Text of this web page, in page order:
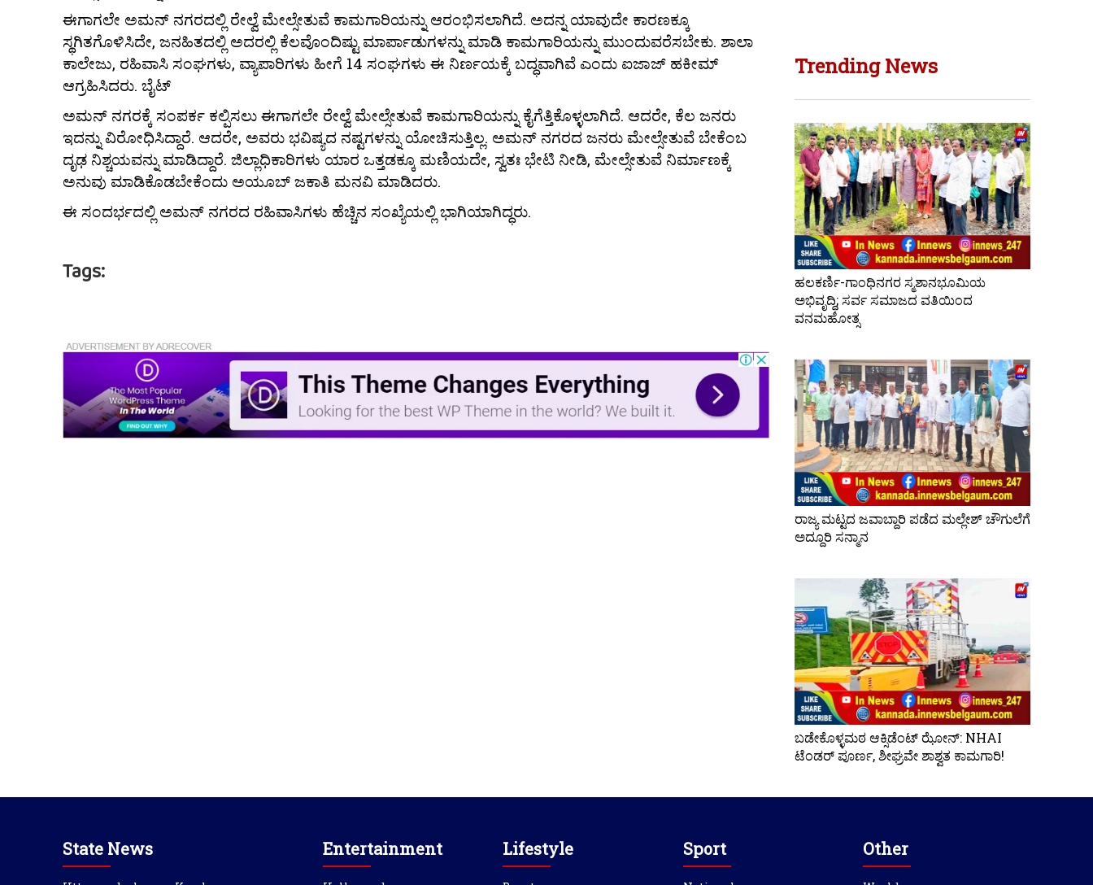
ಈಗಾಗಲೇ ಅಮನ್ ನಗರದಲ್ಲಿ ರೇಲ್ವೆ ಮೇಲ್ಸೇತುವೆ ಕಾಮಗಾರಿಯನ್ನು ಆರಂಭಿಸಲಾಗಿದೆ. ಅದನ್ನ ಯಾವುದೇ ಕಾರಣಕ್ಕೂ
ಸ್ಥಗಿತಗೊಳಿಸಿದೇ, ಜನಹಿತದಲ್ಲಿ ಅದರಲ್ಲಿ ಕೆಲವೊಂದಿಷ್ಟು ಮಾರ್ಪಾಡುಗಳನ್ನು ಮಾಡಿ ಕಾಮಗಾರಿಯನ್ನು ಮುಂದುವರೆಸಬೇಕು. ಶಾಲಾ
ಕಾಲೇಜು, ರಹಿವಾಸಿ ಸಂಘಗಳು, ವ್ಯಾಪಾರಿಗಳು ಹೀಗೆ 14 ಸಂಘಗಳು ಈ ನಿರ್ಣಯಕ್ಕೆ ಬದ್ಧವಾಗಿವೆ ಎಂದು ಐಜಾಜ್ ಹಕೀಮ್
ಆಗ್ರಹಿಸಿದರು. ಬೈಟ್
ಅಮನ್ ನಗರಕ್ಕೆ ಸಂಪರ್ಕ ಕಲ್ಪಿಸಲು ಈಗಾಗಲೇ ರೇಲ್ವೆ ಮೇಲ್ಸೇತುವೆ ಕಾಮಗಾರಿಯನ್ನು ಕೈಗೆತ್ತಿಕೊಳ್ಳಲಾಗಿದೆ. ಆದರೇ, ಕೆಲ ಜನರು
ಇದನ್ನು ವಿರೋಧಿಸಿದ್ದಾರೆ. ಆದರೇ, ಅವರು ಭವಿಷ್ಯದ ನಷ್ಟಗಳನ್ನು ಯೋಚಿಸುತ್ತಿಲ್ಲ. ಅಮನ್ ನಗರದ ಜನರು ಮೇಲ್ಸೇತುವೆ ಬೇಕೆಂಬ
ದೃಢ ನಿಶ್ಚಯವನ್ನು ಮಾಡಿದ್ದಾರೆ. ಜಿಲ್ಲಾಧಿಕಾರಿಗಳು ಯಾರ ಒತ್ತಡಕ್ಕೂ ಮಣಿಯದೇ, ಸ್ವತಃ ಭೇಟಿ ನೀಡಿ, ಮೇಲ್ಸೇತುವೆ ನಿರ್ಮಾಣಕ್ಕೆ
ಅನುವು ಮಾಡಿಕೊಡಬೇಕೆಂದು ಅಯೂಬ್ ಜಕಾತಿ ಮನವಿ ಮಾಡಿದರು.
ಈ ಸಂದರ್ಭದಲ್ಲಿ ಅಮನ್ ನಗರದ ರಹಿವಾಸಿಗಳು ಹೆಚ್ಚಿನ ಸಂಖ್ಯೆಯಲ್ಲಿ ಭಾಗಿಯಾಗಿದ್ಧರು.
Tags:
Trending News
ಹಲಕರ್ಣಿ-ಗಾಂಧಿನಗರ ಸ್ಮಶಾನಭೂಮಿಯ
ಅಭಿವೃದ್ಧಿ; ಸರ್ವ ಸಮಾಜದ ವತಿಯಿಂದ
ವನಮಹೋತ್ಸ
ರಾಜ್ಯ ಮಟ್ಟದ ಜವಾಬ್ದಾರಿ ಪಡೆದ ಮಲ್ಲೇಶ್ ಚೌಗುಲೆಗೆ
ಅದ್ದೂರಿ ಸನ್ಮಾನ
ಬಡೇಕೊಳ್ಳಮಠ ಆಕ್ಸಿಡೆಂಟ್ ಝೋನ್: NHAI
ಟೆಂಡರ್ ಪೂರ್ಣ, ಶೀಘ್ರವೇ ಶಾಶ್ವತ ಕಾಮಗಾರಿ!
State News Entertainment Lifestyle Sport Other